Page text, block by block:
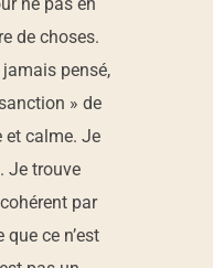
de choses.
pensé,
» de
et calme. Je
Je trouve
par
ce n’est